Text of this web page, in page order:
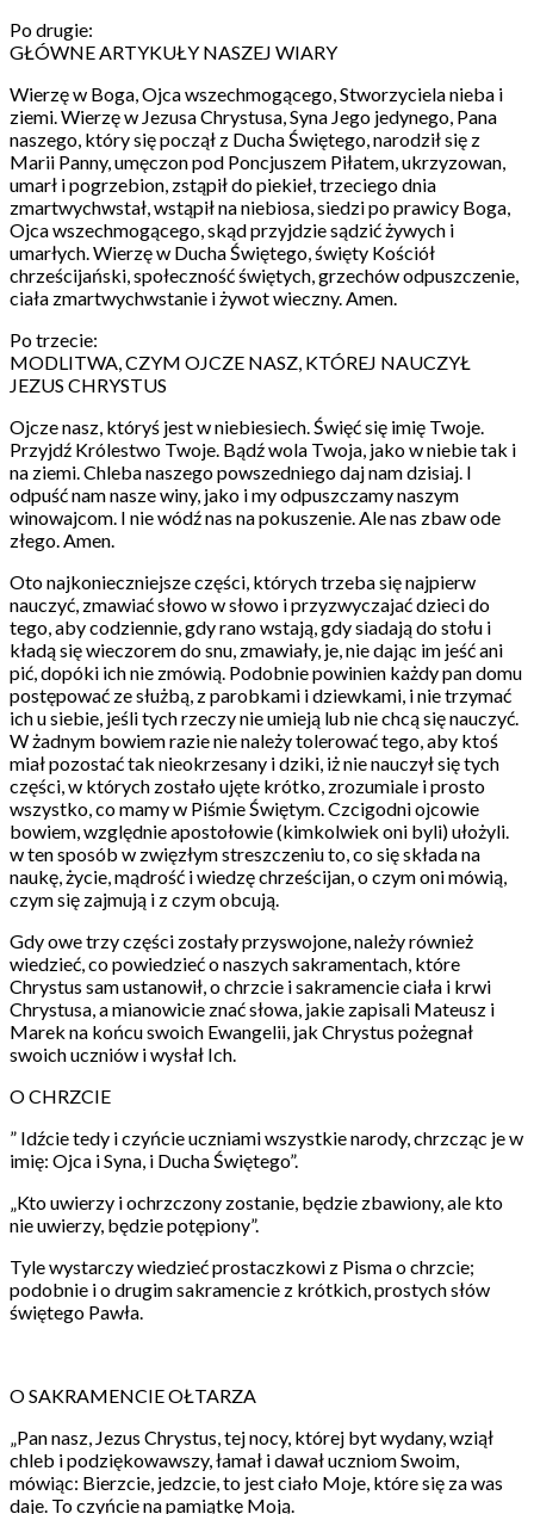
Po drugie:
GŁÓWNE ARTYKUŁY NASZEJ WIARY
Wierzę w Boga, Ojca wszechmogącego, Stworzyciela nieba i
ziemi. Wierzę w Jezusa Chrystusa, Syna Jego jedynego, Pana
naszego, który się począł z Ducha Świętego, narodził się z
Marii Panny, umęczon pod Poncjuszem Piłatem, ukrzyzowan,
umarł i pogrzebion, zstąpił do piekieł, trzeciego dnia
zmartwychwstał, wstąpił na niebiosa, siedzi po prawicy Boga,
Ojca wszechmogącego, skąd przyjdzie sądzić żywych i
umarłych. Wierzę w Ducha Świętego, święty Kościół
chrześcijański, społeczność świętych, grzechów odpuszczenie,
ciała zmartwychwstanie i żywot wieczny. Amen.
Po trzecie:
MODLITWA, CZYM OJCZE NASZ, KTÓREJ NAUCZYŁ
JEZUS CHRYSTUS
Ojcze nasz, któryś jest w niebiesiech. Święć się imię Twoje.
Przyjdź Królestwo Twoje. Bądź wola Twoja, jako w niebie tak i
na ziemi. Chleba naszego powszedniego daj nam dzisiaj. I
odpuść nam nasze winy, jako i my odpuszczamy naszym
winowajcom. I nie wódź nas na pokuszenie. Ale nas zbaw ode
złego. Amen.
Oto najkonieczniejsze części, których trzeba się najpierw
nauczyć, zmawiać słowo w słowo i przyzwyczajać dzieci do
tego, aby codziennie, gdy rano wstają, gdy siadają do stołu i
kładą się wieczorem do snu, zmawiały, je, nie dając im jeść ani
pić, dopóki ich nie zmówią. Podobnie powinien każdy pan domu
postępować ze służbą, z parobkami i dziewkami, i nie trzymać
ich u siebie, jeśli tych rzeczy nie umieją lub nie chcą się nauczyć.
W żadnym bowiem razie nie należy tolerować tego, aby ktoś
miał pozostać tak nieokrzesany i dziki, iż nie nauczył się tych
części, w których zostało ujęte krótko, zrozumiale i prosto
wszystko, co mamy w Piśmie Świętym. Czcigodni ojcowie
bowiem, względnie apostołowie (kimkolwiek oni byli) ułożyli.
w ten sposób w zwięzłym streszczeniu to, co się składa na
naukę, życie, mądrość i wiedzę chrześcijan, o czym oni mówią,
czym się zajmują i z czym obcują.
Gdy owe trzy części zostały przyswojone, należy również
wiedzieć, co powiedzieć o naszych sakramentach, które
Chrystus sam ustanowił, o chrzcie i sakramencie ciała i krwi
Chrystusa, a mianowicie znać słowa, jakie zapisali Mateusz i
Marek na końcu swoich Ewangelii, jak Chrystus pożegnał
swoich uczniów i wysłał Ich.
O CHRZCIE
” Idźcie tedy i czyńcie uczniami wszystkie narody, chrzcząc je w
imię: Ojca i Syna, i Ducha Świętego”.
„Kto uwierzy i ochrzczony zostanie, będzie zbawiony, ale kto
nie uwierzy, będzie potępiony”.
Tyle wystarczy wiedzieć prostaczkowi z Pisma o chrzcie;
podobnie i o drugim sakramencie z krótkich, prostych słów
świętego Pawła.
O SAKRAMENCIE OŁTARZA
„Pan nasz, Jezus Chrystus, tej nocy, której byt wydany, wziął
chleb i podziękowawszy, łamał i dawał uczniom Swoim,
mówiąc: Bierzcie, jedzcie, to jest ciało Moje, które się za was
daje. To czyńcie na pamiątkę Moją.